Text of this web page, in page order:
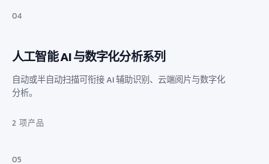
04
人工智能 AI 与数字化分析系列
自动或半自动扫描可衔接 AI 辅助识别、云端阅片与数字化
分析。
2 项产品
05